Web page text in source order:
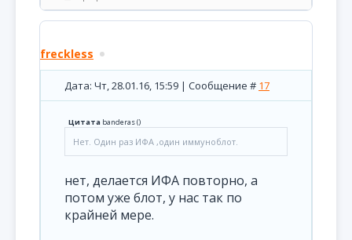
freckless
Дата: Чт, 28.01.16, 15:59 | Сообщение # 17
Цитата banderas()
Нет. Один раз ИФА ,один иммуноблот.
нет, делается ИФА повторно, а
потом уже блот, у нас так по
крайней мере.